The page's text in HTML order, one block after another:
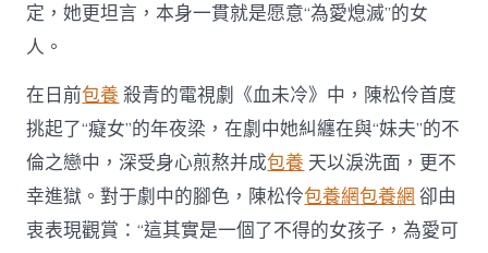
定，她更坦言，本身一貫就是愿意“為愛熄滅”的女
人。
在日前包養 殺青的電視劇《血未冷》中，陳松伶首度
挑起了“癡女”的年夜梁，在劇中她糾纏在與“妹夫”的不
倫之戀中，深受身心煎熬并成包養 天以淚洗面，更不
幸進獄。對于劇中的腳色，陳松伶包養網包養網 卻由
衷表現觀賞：“這其實是一個了不得的女孩子，為愛可